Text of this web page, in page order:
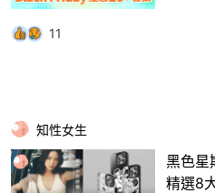
11
知性女生
黑色星
精選8